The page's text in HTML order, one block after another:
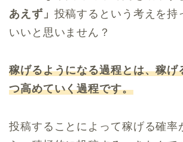
あえず」 投稿するという考えを持
いいと思いません？
稼げるようになる過程とは、稼げ
つ高めていく過程です。
投稿することによって稼げる確率